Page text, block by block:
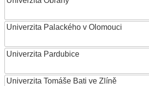
Univerzita Palackého v Olomouci
Univerzita Pardubice
Univerzita Tomáše Bati ve Zlíně